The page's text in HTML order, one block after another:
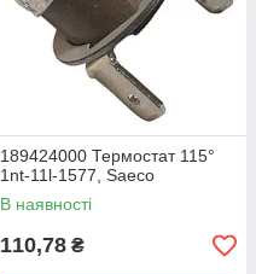
189424000 Термостат 115°
1nt-11l-1577, Saeco
В наявності
110,78 ₴